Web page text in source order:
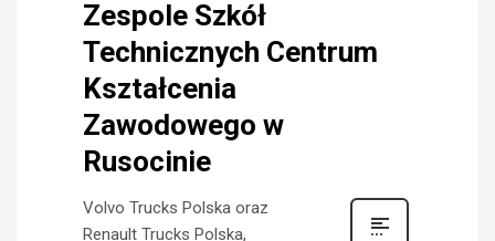
Zespole Szkół
Technicznych Centrum
Kształcenia
Zawodowego w
Rusocinie
Volvo Trucks Polska oraz
Renault Trucks Polska,